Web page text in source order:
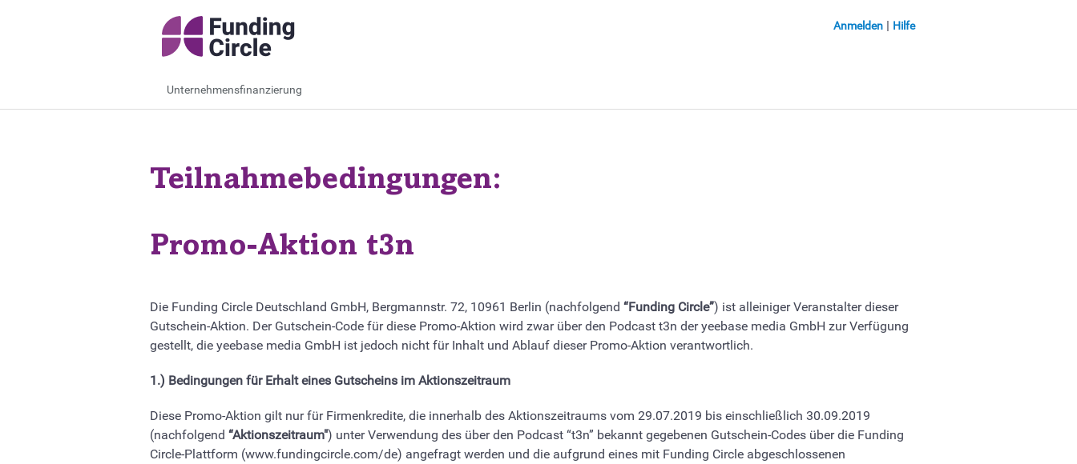
Anmelden Hilfe
Unternehmensfinanzierung
Teilnahmebedingungen:
Promo-Aktion t3n
Die Funding Circle Deutschland GmbH, Bergmannstr. 72, 10961 Berlin (nachfolgend “Funding Circle”) ist alleiniger Veranstalter dieser
Gutschein-Aktion. Der Gutschein-Code für diese Promo-Aktion wird zwar über den Podcast t3n der yeebase media GmbH zur Verfügung
gestellt, die yeebase media GmbH ist jedoch nicht für Inhalt und Ablauf dieser Promo-Aktion verantwortlich.
1.) Bedingungen für Erhalt eines Gutscheins im Aktionszeitraum
Diese Promo-Aktion gilt nur für Firmenkredite, die innerhalb des Aktionszeitraums vom 29.07.2019 bis einschließlich 30.09.2019
(nachfolgend “Aktionszeitraum") unter Verwendung des über den Podcast “t3n” bekannt gegebenen Gutschein-Codes über die Funding
Circle-Plattform (www.fundingcircle.com/de) angefragt werden und die aufgrund eines mit Funding Circle abgeschlossenen